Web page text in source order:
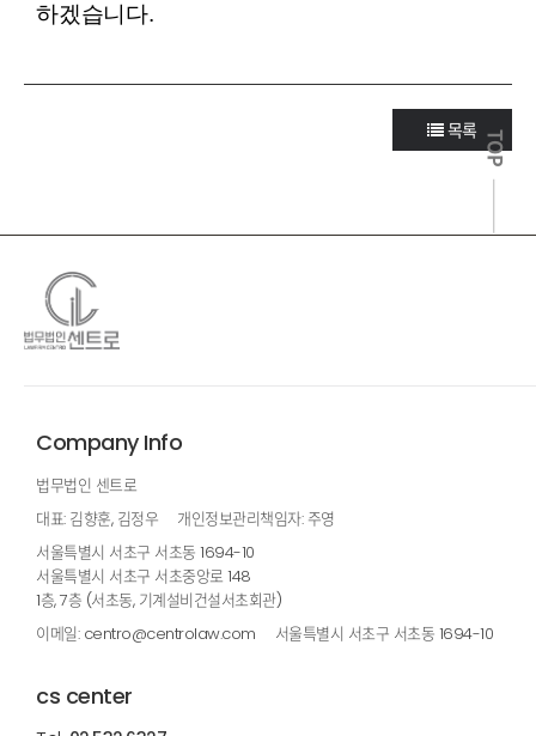
하겠습니다.
목록
Company Info
법무법인 센트로
대표: 김향훈, 김정우
개인정보관리책임자: 주영
서울특별시 서초구 서초동 1694-10
서울특별시 서초구 서초중앙로 148
1층, 7층 (서초동, 기계설비건설서초회관)
이메일: centro@centrolaw.com
서울특별시 서초구 서초동 1694-10
cs center
TOP